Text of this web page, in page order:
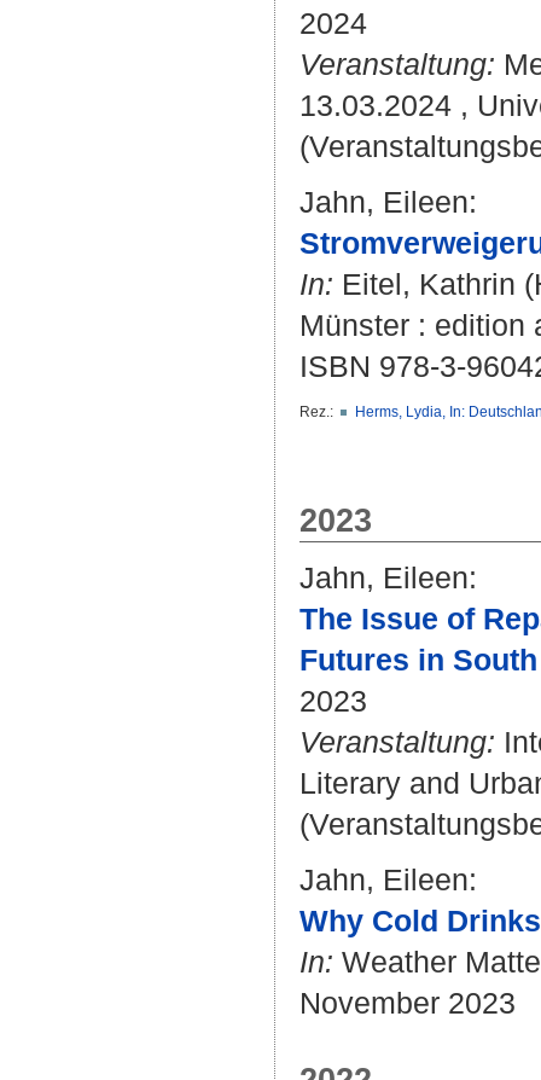
2024
Veranstaltung:
13.03.2024 ,
Jahn, Eileen:
In: Eitel, Kathrin
Münster : edition
ISBN 978-3-
Rez.: Herms, Lydia, In:
2023
Jahn, Eileen:
The Issue of
Futures in
2023
Veranstaltung:
Literary and
Jahn, Eileen:
Why Cold
In: Weather
November 2023